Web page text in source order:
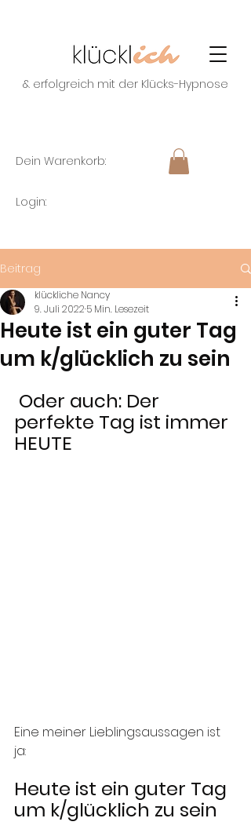
& erfolgreich mit der Klücks-Hypnose
Dein Warenkorb:
Login:
Beitrag
Heute ist ein guter Tag
um k/glücklich zu sein
klückliche Nancy
9. Juli 2022 5 Min. Lesezeit
perfekte Tag ist immer
HEUTE
Eine meiner Lieblingsaussagen ist
ja:
Heute ist ein guter Tag
um k/glücklich zu sein